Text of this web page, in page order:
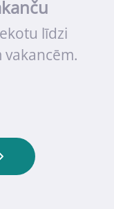
līdzi